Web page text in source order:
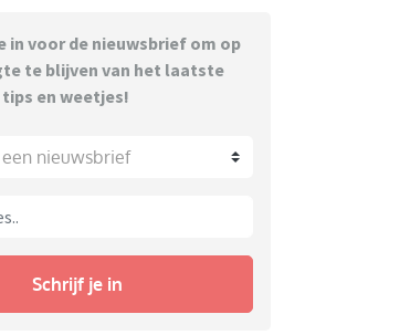
in voor de nieuwsbrief om op
te blijven van het laatste
en weetjes!
nieuwsbrief
Schrijf je in